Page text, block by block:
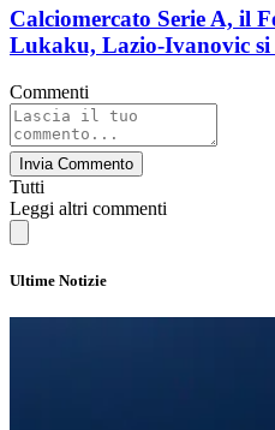
Calciomercato Serie A, il
Lukaku, Lazio-Ivanovic si
Commenti
Invia Commento
Tutti
Leggi altri commenti
Ultime Notizie